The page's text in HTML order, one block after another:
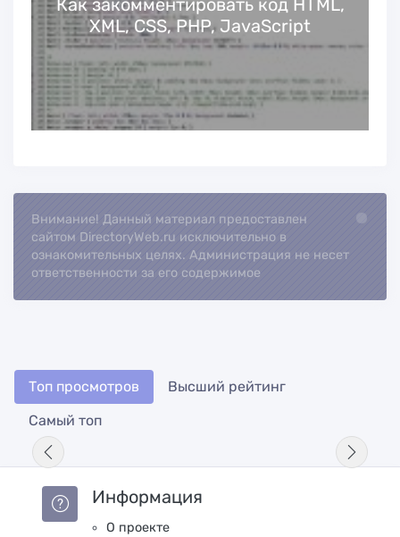
Как закомментировать код HTML,
XML, CSS, PHP, JavaScript
Внимание! Данный материал предоставлен
сайтом DirectoryWeb.ru исключительно в
ознакомительных целях. Администрация не несет
ответственности за его содержимое
Топ просмотров
Высший рейтинг
Самый топ
Информация
О проекте